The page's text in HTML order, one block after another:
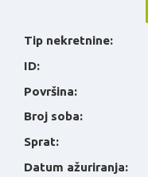
Tip nekretnine:
ID:
Površina:
Broj soba:
Sprat:
Datum ažuriranja: